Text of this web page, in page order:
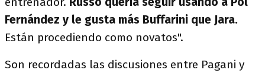
Fernández y le gusta más Buffarini que Jara.
Están procediendo como novatos".
Son recordadas las discusiones entre Pagani y